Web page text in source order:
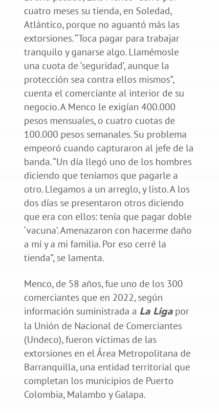
cuatro meses su tienda, en Soledad,
Atlántico, porque no aguantó más las
extorsiones. “Toca pagar para trabajar
tranquilo y ganarse algo. Llamémosle
una cuota de ‘seguridad’, aunque la
protección sea contra ellos mismos”,
cuenta el comerciante al interior de su
negocio. A Menco le exigían 400.000
pesos mensuales, o cuatro cuotas de
100.000 pesos semanales. Su problema
empeoró cuando capturaron al jefe de la
banda. “Un día llegó uno de los hombres
diciendo que teníamos que pagarle a
otro. Llegamos a un arreglo, y listo. A los
dos días se presentaron otros diciendo
que era con ellos: tenía que pagar doble
‘vacuna’. Amenazaron con hacerme daño
a mí y a mi familia. Por eso cerré la
tienda”, se lamenta.
Menco, de 58 años, fue uno de los 300
comerciantes que en 2022, según
información suministrada a La Ligapor
la Unión de Nacional de Comerciantes
(Undeco), fueron víctimas de las
extorsiones en el Área Metropolitana de
Barranquilla, una entidad territorial que
completan los municipios de Puerto
Colombia, Malambo y Galapa.